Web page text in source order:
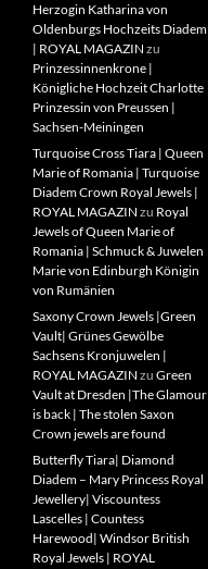
Herzogin Katharina von
Oldenburgs Hochzeits Diadem
| ROYAL MAGAZIN zu
Prinzessinnenkrone |
Königliche Hochzeit Charlotte
Prinzessin von Preussen |
Sachsen-Meiningen
Turquoise Cross Tiara | Queen
Marie of Romania | Turquoise
Diadem Crown Royal Jewels |
ROYAL MAGAZIN zu Royal
Jewels of Queen Marie of
Romania | Schmuck & Juwelen
Marie von Edinburgh Königin
von Rumänien
Saxony Crown Jewels |Green
Vault| Grünes Gewölbe
Sachsens Kronjuwelen |
ROYAL MAGAZIN zu Green
Vault at Dresden |The Glamour
is back | The stolen Saxon
Crown jewels are found
Butterfly Tiara| Diamond
Diadem – Mary Princess Royal
Jewellery| Viscountess
Lascelles | Countess
Harewood| Windsor British
Royal Jewels | ROYAL